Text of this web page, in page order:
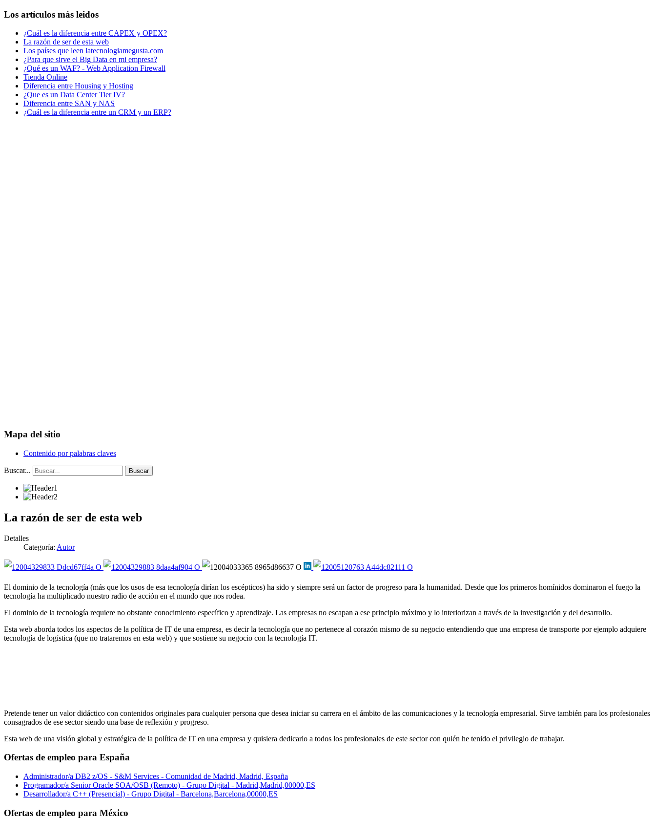
Los artículos más leidos
¿Cuál es la diferencia entre CAPEX y OPEX?
La razón de ser de esta web
Los países que leen latecnologiamegusta.com
¿Para que sirve el Big Data en mi empresa?
¿Qué es un WAF? - Web Application Firewall
Tienda Online
Diferencia entre Housing y Hosting
¿Que es un Data Center Tier IV?
Diferencia entre SAN y NAS
¿Cuál es la diferencia entre un CRM y un ERP?
Mapa del sitio
Contenido por palabras claves
Buscar... Buscar
La razón de ser de esta web
Detalles
Categoría: Autor
El dominio de la tecnología (más que los usos de esa tecnología dirían los escépticos) ha sido y siempre será un factor de progreso para la humanidad. Desde que los primeros homínidos dominaron el fuego la
tecnología ha multiplicado nuestro radio de acción en el mundo que nos rodea.
El dominio de la tecnología requiere no obstante conocimiento específico y aprendizaje. Las empresas no escapan a ese principio máximo y lo interiorizan a través de la investigación y del desarrollo.
Esta web aborda todos los aspectos de la política de IT de una empresa, es decir la tecnología que no pertenece al corazón mismo de su negocio entendiendo que una empresa de transporte por ejemplo adquiere
tecnología de logística (que no trataremos en esta web) y que sostiene su negocio con la tecnología IT.
Pretende tener un valor didáctico con contenidos originales para cualquier persona que desea iniciar su carrera en el ámbito de las comunicaciones y la tecnología empresarial. Sirve también para los profesionales
consagrados de ese sector siendo una base de reflexión y progreso.
Esta web de una visión global y estratégica de la política de IT en una empresa y quisiera dedicarlo a todos los profesionales de este sector con quién he tenido el privilegio de trabajar.
Ofertas de empleo para España
Administrador/a DB2 z/OS - S&M Services - Comunidad de Madrid, Madrid, España
Programador/a Senior Oracle SOA/OSB (Remoto) - Grupo Digital - Madrid,Madrid,00000,ES
Desarrollador/a C++ (Presencial) - Grupo Digital - Barcelona,Barcelona,00000,ES
Ofertas de empleo para México